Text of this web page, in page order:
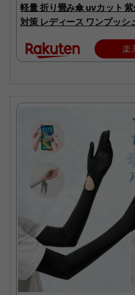
軽量 折り畳み傘 uvカット
対策 レディース ワンプッシ
楽